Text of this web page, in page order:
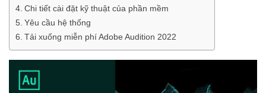
Chi tiết cài đặt kỹ thuật của phần mềm
Yêu cầu hệ thống
Tải xuống miễn phí Adobe Audition 2022